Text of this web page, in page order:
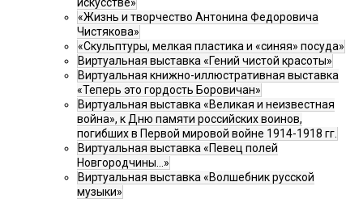
искусстве»
«Жизнь и творчество Антонина Федоровича
Чистякова»
«Скульптуры, мелкая пластика и «синяя» посуда»
Виртуальная выставка «Гений чистой красоты»
Виртуальная книжно-иллюстративная выставка
«Теперь это гордость Боровичан»
Виртуальная выставка «Великая и неизвестная
война», к Дню памяти российских воинов,
погибших в Первой мировой войне 1914-1918 гг.
Виртуальная выставка «Певец полей
Новгородчины…»
Виртуальная выставка «Волшебник русской
музыки»